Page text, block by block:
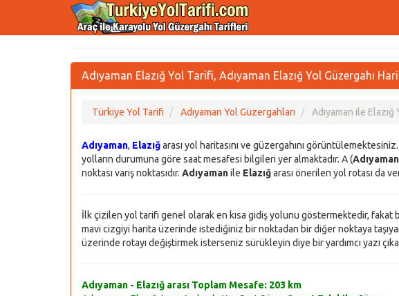
Adıyaman Elazığ Yol Tarifi, Adıyaman Elazığ Yol Güzergahı
Türkiye Yol Tarifi Adıyaman Yol Güzergahları Adıyaman ile Elazığ
Adıyaman, Elazığarası yol haritasını ve güzergahını
yolların durumuna göre saat mesafesi bilgileri yer almaktadır. A (Adıyaman
noktası varış noktasıdır. Adıyamanile Elazığarası önerilen yol rotası da
İlk çizilen yol tarifi genel olarak en kısa gidiş yolunu göstermektedir, fakat
mavi cizgiyi harita üzerinde istediğiniz bir noktadan bir diğer noktaya
üzerinde rotayı değiştirmek isterseniz sürükleyin diye bir yardımcı yazı
Adıyaman - Elazığ arası Toplam Mesafe: 203 km